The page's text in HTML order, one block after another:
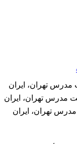
مدرس تهران، ایران
مدرس تهران، ایران
تهران، ایران